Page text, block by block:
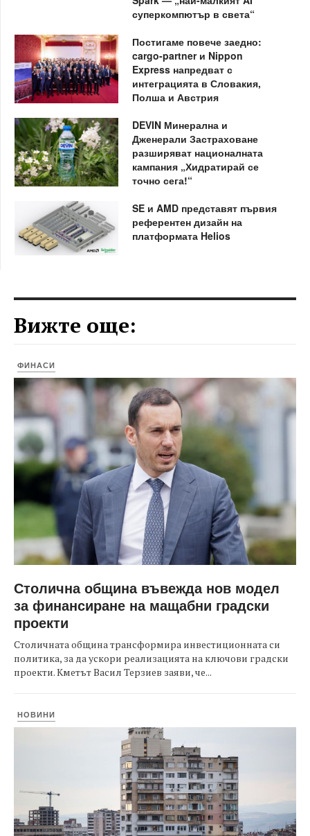
суперкомпютър в света“
Постигаме повече заедно:
cargo-partner и Nippon
Express напредват с
интеграцията в Словакия,
Полша и Австрия
DEVIN Минерална и
Дженерали Застраховане
разширяват националната
кампания „Хидратирай се
точно сега!“
SE и AMD представят първия
референтен дизайн на
платформата Helios
Вижте още:
ФИНАСИ
Столична община въвежда нов модел
за финансиране на мащабни градски
проекти
Столичната община трансформира инвестиционната си
политика, за да ускори реализацията на ключови градски
проекти. Кметът Васил Терзиев заяви, че...
НОВИНИ